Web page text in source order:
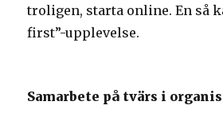
troligen, starta online. En så
first”-upplevelse.
Samarbete på tvärs i